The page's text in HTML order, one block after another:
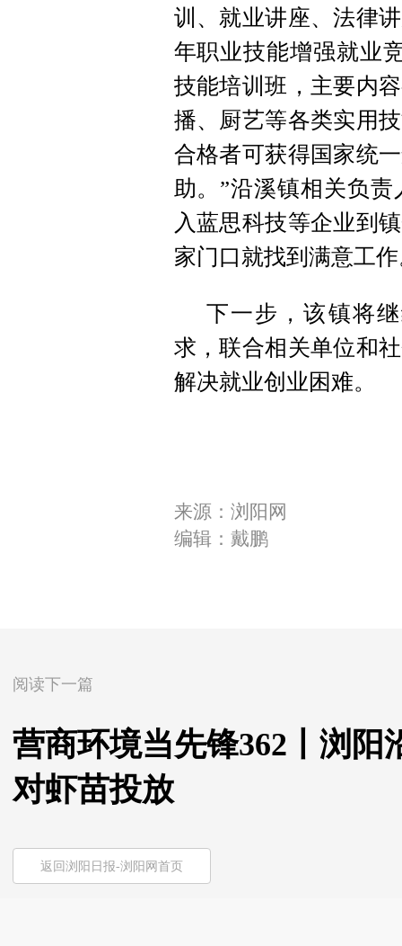
训、就业讲座、法律
年职业技能增强就业
技能培训班，主要内
播、厨艺等各类实用
合格者可获得国家统
助。”沿溪镇相关负
入蓝思科技等企业到
家门口就找到满意工
下一步，该镇将
求，联合相关单位和
解决就业创业困难。
来源：浏阳网
编辑：戴鹏
阅读下一篇
营商环境当先锋362丨浏阳
对虾苗投放
返回浏阳日报-浏阳网首页